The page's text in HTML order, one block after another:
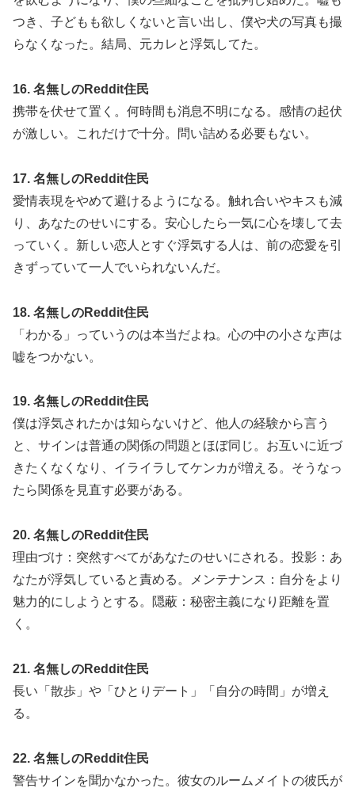
つき、子どもも欲しくないと言い出し、僕や犬の写真も撮
らなくなった。結局、元カレと浮気してた。
16. 名無しのReddit住民
携帯を伏せて置く。何時間も消息不明になる。感情の起伏
が激しい。これだけで十分。問い詰める必要もない。
17. 名無しのReddit住民
愛情表現をやめて避けるようになる。触れ合いやキスも減
り、あなたのせいにする。安心したら一気に心を壊して去
っていく。新しい恋人とすぐ浮気する人は、前の恋愛を引
きずっていて一人でいられないんだ。
18. 名無しのReddit住民
「わかる」っていうのは本当だよね。心の中の小さな声は
嘘をつかない。
19. 名無しのReddit住民
僕は浮気されたかは知らないけど、他人の経験から言う
と、サインは普通の関係の問題とほぼ同じ。お互いに近づ
きたくなくなり、イライラしてケンカが増える。そうなっ
たら関係を見直す必要がある。
20. 名無しのReddit住民
理由づけ：突然すべてがあなたのせいにされる。投影：あ
なたが浮気していると責める。メンテナンス：自分をより
魅力的にしようとする。隠蔽：秘密主義になり距離を置
く。
21. 名無しのReddit住民
長い「散歩」や「ひとりデート」「自分の時間」が増え
る。
22. 名無しのReddit住民
警告サインを聞かなかった。彼女のルームメイトの彼氏が